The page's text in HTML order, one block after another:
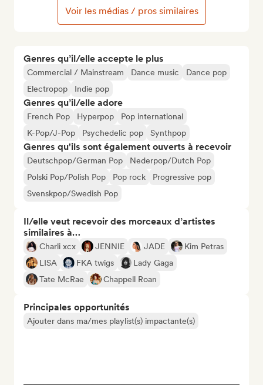
Genres qu’il/elle accepte le plus
Commercial / Mainstream Dance music
Dance pop
Electropop
Indie pop
Genres qu’il/elle adore
French Pop Hyperpop
Pop international
K-Pop/J-Pop
Psychedelic pop Synthpop
Genres qu'ils sont également ouverts à recevoir
Deutschpop/German Pop
Nederpop/Dutch Pop
Polski Pop/Polish Pop
Pop rock
Progressive pop
Svenskpop/Swedish Pop
Il/elle veut recevoir des morceaux d’artistes
similaires à…
Charli xcx JENNIE JADE
Kim Petras
LISA
FKA twigs
Lady Gaga
Tate McRae
Chappell Roan
Principales opportunités
Ajouter dans ma/mes playlist(s) impactante(s)
Voir les médias / pros similaires